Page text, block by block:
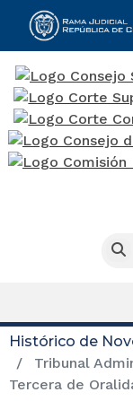
Histórico de
Tribunal
Tercera de